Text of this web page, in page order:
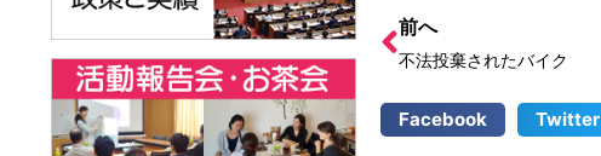
前へ
不法投棄されたバイク
Facebook Twitter